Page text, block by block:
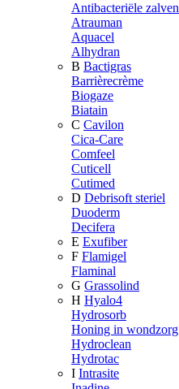
Antibacteriële zalven
Atrauman
Aquacel
Alhydran
B Bactigras
Barrièrecrème
Biogaze
Biatain
C Cavilon
Cica-Care
Comfeel
Cuticell
Cutimed
D Debrisoft steriel
Duoderm
Decifera
E Exufiber
F Flamigel
Flaminal
G Grassolind
H Hyalo4
Hydrosorb
Honing in wondzorg
Hydroclean
Hydrotac
I Intrasite